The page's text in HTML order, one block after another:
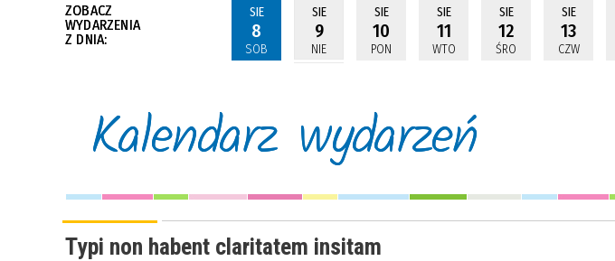
ZOBACZ
WYDARZENIA
Z DNIA:
SIE
8
SOB
SIE
9
NIE
SIE
10
PON
SIE
11
WTO
SIE
12
ŚRO
SIE
13
CZW
Kalendarz wydarzeń
Typi non habent claritatem insitam